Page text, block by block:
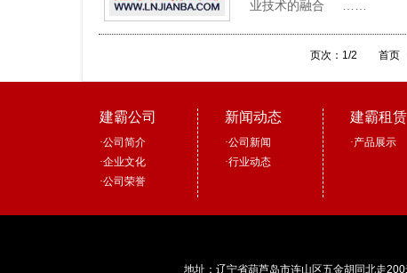
业技术的融合 ……
页次：1/2 首页
建霸公司
·公司简介
·企业文化
·公司荣誉
新闻动态
·公司新闻
·行业动态
建霸租赁
·产品展示
地址：辽宁省葫芦岛市连山区五金胡同北走